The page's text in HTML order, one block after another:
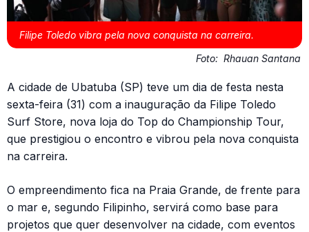
Filipe Toledo vibra pela nova conquista na carreira.
Foto: Rhauan Santana
A cidade de Ubatuba (SP) teve um dia de festa nesta
sexta-feira (31) com a inauguração da Filipe Toledo
Surf Store, nova loja do Top do Championship Tour,
que prestigiou o encontro e vibrou pela nova conquista
na carreira.
O empreendimento fica na Praia Grande, de frente para
o mar e, segundo Filipinho, servirá como base para
projetos que quer desenvolver na cidade, com eventos